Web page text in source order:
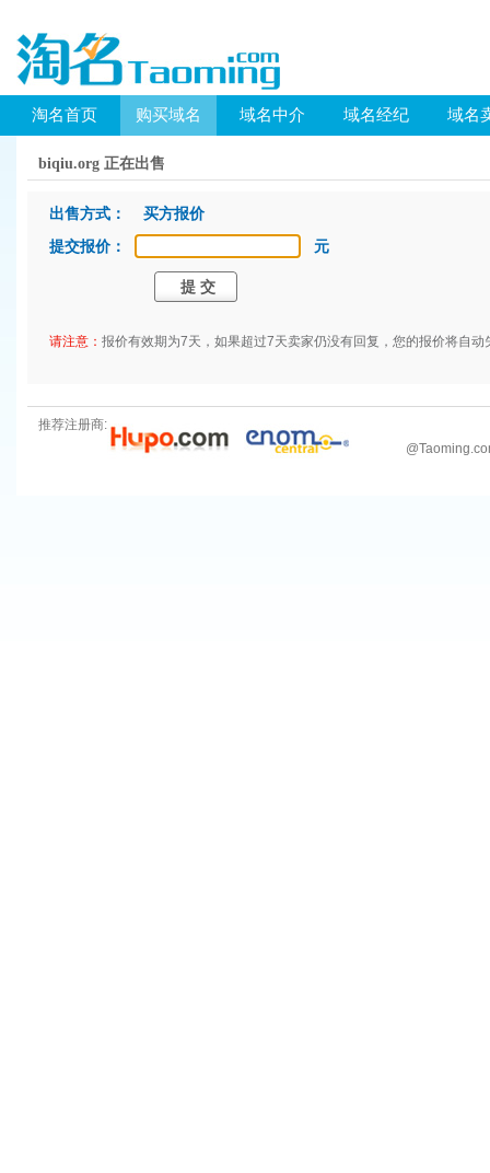
淘名首页 购买域名 域名中介 域名经纪 域名
biqiu.org 正在出售
出售方式： 买方报价
提交报价：
元
请注意： 报价有效期为7天，如果超过7天卖家仍没有回复，您的报价将自动
推荐注册商:
@